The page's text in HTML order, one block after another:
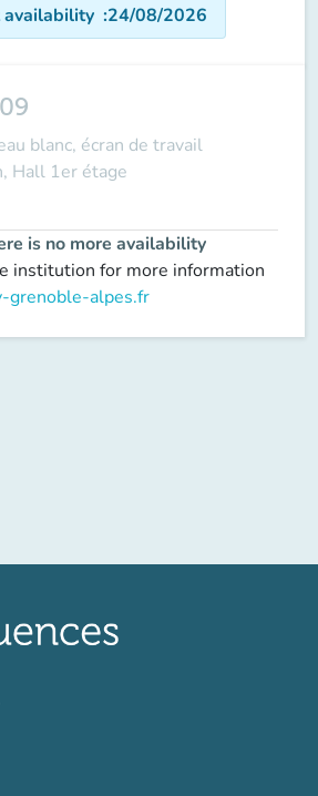
availability :24/08/2026
blanc, écran de travail
Hall 1er étage
is no more availability
institution for more information
grenoble-alpes.fr
(new tab)